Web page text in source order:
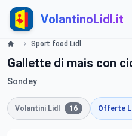
VolantinoLidl.it
Sport food Lidl
Gallette di mais con
Sondey
Volantini Lidl 16 Offerte